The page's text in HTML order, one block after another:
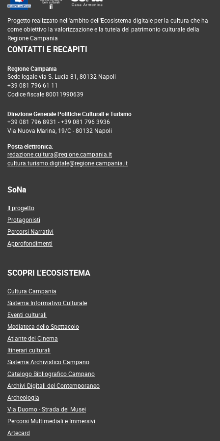
Progetto realizzato nell'ambito dell'Ecosistema digitale per la cultura che ha
come obiettivo la valorizzazione e la tutela del patrimonio culturale della
Regione Campania
CONTATTI E RECAPITI
Regione Campania
Sede legale via S. Lucia 81, 80132 Napoli
+39 081 796 61 11
Codice fiscale 80011990639
Direzione Generale Politiche Culturali e Turismo
+39 081 796 8931 -+39 081 796 3936
Via Nuova Marina, 19/C - 80132 Napoli
Posta elettronica:
redazione.cultura@regione.campania.it
cultura.turismo.digitale@regione.campania.it
SoNa
Il progetto
Protagonisti
Percorsi Narrativi
Approfondimenti
SCOPRI L'ECOSISTEMA
Cultura Campania
Sistema Informativo Culturale
Eventi culturali
Mediateca dello Spettacolo
Atlante del Cinema
Itinerari culturali
Sistema Archivistico Campano
Catalogo Bibliografico Campano
Archivi Digitali del Contemporaneo
Archeologia
Via Duomo - Strada dei Musei
Percorsi Multimediali e Immersivi
Artecard